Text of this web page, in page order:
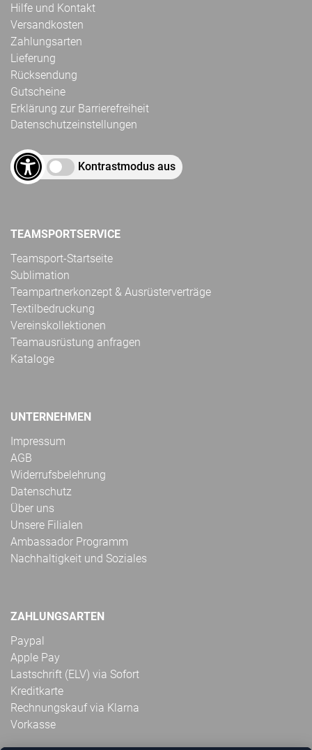
Hilfe und Kontakt
Versandkosten
Zahlungsarten
Lieferung
Rücksendung
Gutscheine
Erklärung zur Barrierefreiheit
Datenschutzeinstellungen
Kontrastmodus aus
TEAMSPORTSERVICE
Teamsport-Startseite
Sublimation
Teampartnerkonzept & Ausrüsterverträge
Textilbedruckung
Vereinskollektionen
Teamausrüstung anfragen
Kataloge
UNTERNEHMEN
Impressum
AGB
Widerrufsbelehrung
Datenschutz
Über uns
Unsere Filialen
Ambassador Programm
Nachhaltigkeit und Soziales
ZAHLUNGSARTEN
Paypal
Apple Pay
Lastschrift (ELV) via Sofort
Kreditkarte
Rechnungskauf via Klarna
Vorkasse